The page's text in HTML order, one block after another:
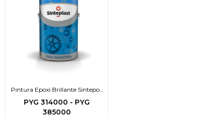
Pintura Epoxi Brillante Sintepox
HB
PYG 314000 - PYG
385000